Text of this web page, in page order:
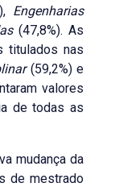
Engenharias
(47,8%). As
titulados nas
(59,2%) e
valores
de todas as
mudança da
de mestrado